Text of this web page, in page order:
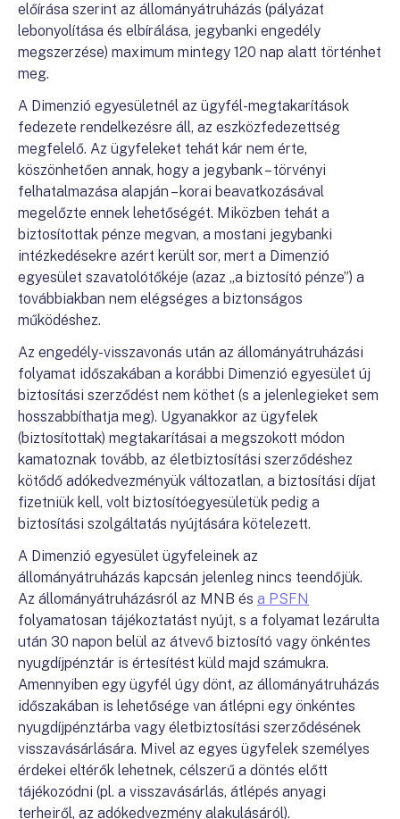
előírása szerint az állományátruházás (pályázat
lebonyolítása és elbírálása, jegybanki engedély
megszerzése) maximum mintegy 120 nap alatt történhet
meg.
A Dimenzió egyesületnél az ügyfél-megtakarítások
fedezete rendelkezésre áll, az eszközfedezettség
megfelelő. Az ügyfeleket tehát kár nem érte,
köszönhetően annak, hogy a jegybank – törvényi
felhatalmazása alapján – korai beavatkozásával
megelőzte ennek lehetőségét. Miközben tehát a
biztosítottak pénze megvan, a mostani jegybanki
intézkedésekre azért került sor, mert a Dimenzió
egyesület szavatolótőkéje (azaz „a biztosító pénze”) a
továbbiakban nem elégséges a biztonságos
működéshez.
Az engedély-visszavonás után az állományátruházási
folyamat időszakában a korábbi Dimenzió egyesület új
biztosítási szerződést nem köthet (s a jelenlegieket sem
hosszabbíthatja meg). Ugyanakkor az ügyfelek
(biztosítottak) megtakarításai a megszokott módon
kamatoznak tovább, az életbiztosítási szerződéshez
kötődő adókedvezményük változatlan, a biztosítási díjat
fizetniük kell, volt biztosítóegyesületük pedig a
biztosítási szolgáltatás nyújtására kötelezett.
A Dimenzió egyesület ügyfeleinek az
állományátruházás kapcsán jelenleg nincs teendőjük.
Az állományátruházásról az MNB és a PSFN
folyamatosan tájékoztatást nyújt, s a folyamat lezárulta
után 30 napon belül az átvevő biztosító vagy önkéntes
nyugdíjpénztár is értesítést küld majd számukra.
Amennyiben egy ügyfél úgy dönt, az állományátruházás
időszakában is lehetősége van átlépni egy önkéntes
nyugdíjpénztárba vagy életbiztosítási szerződésének
visszavásárlására. Mivel az egyes ügyfelek személyes
érdekei eltérők lehetnek, célszerű a döntés előtt
tájékozódni (pl. a visszavásárlás, átlépés anyagi
terheiről, az adókedvezmény alakulásáról).